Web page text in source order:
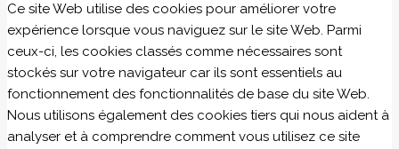
Ce site Web utilise des cookies pour améliorer votre
expérience lorsque vous naviguez sur le site Web. Parmi
ceux-ci, les cookies classés comme nécessaires sont
stockés sur votre navigateur car ils sont essentiels au
fonctionnement des fonctionnalités de base du site Web.
Nous utilisons également des cookies tiers qui nous aident à
analyser et à comprendre comment vous utilisez ce site